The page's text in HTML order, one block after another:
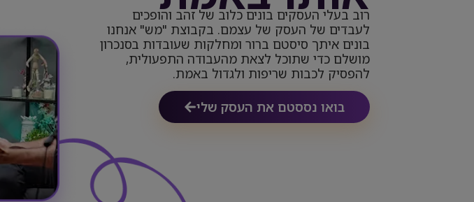
רוב בעלי העסקים בונים כלוב של זהב והופכים
לעבדים של העסק של עצמם. בקבוצת "מש" אנחנו
בונים איתך סיסטם ברור ומחלקות שעובדות בסנכרון
מושלם כדי שתוכל לצאת מהעבודה התפעולית,
להפסיק לכבות שריפות ולגדול באמת.
בואו נססטם את העסק שלי